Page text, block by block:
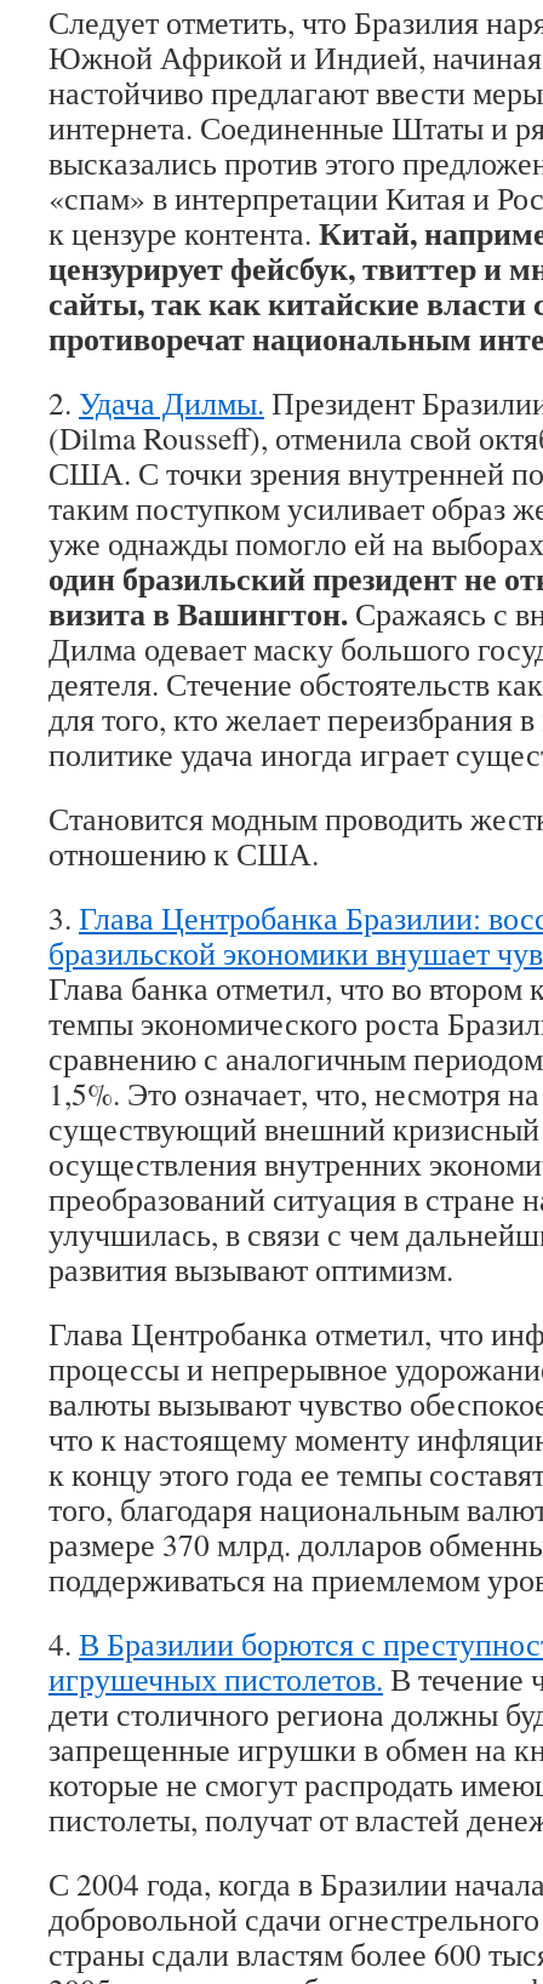
Следует отметить, что Бразилия
Южной Африкой и Индией, начиная
настойчиво предлагают ввести
интернета. Соединенные Штаты и
высказались против этого
«спам» в интерпретации Китая и
к цензуре контента. Китай,
цензурирует фейсбук, твиттер и
сайты, так как китайские власти
противоречат национальным
2. Удача Дилмы. Президент
(Dilma Rousseff), отменила свой
США. С точки зрения внутренней
таким поступком усиливает образ
уже однажды помогло ей на
один бразильский президент не
визита в Вашингтон. Сражаясь с
Дилма одевает маску большого
деятеля. Стечение обстоятельств
для того, кто желает переизбрания
политике удача иногда играет
Становится модным проводить
отношению к США.
3. Глава Центробанка Бразилии:
бразильской экономики внушает
Глава банка отметил, что во втором
темпы экономического роста
сравнению с аналогичным
1,5%. Это означает, что, несмотря
существующий внешний кризисный
осуществления внутренних
преобразований ситуация в стране
улучшилась, в связи с чем
развития вызывают оптимизм.
Глава Центробанка отметил, что
процессы и непрерывное
валюты вызывают чувство
что к настоящему моменту
к концу этого года ее темпы
того, благодаря национальным
размере 370 млрд. долларов
поддерживаться на приемлемом
4. В Бразилии борются с
игрушечных пистолетов. В течение
дети столичного региона должны
запрещенные игрушки в обмен на
которые не смогут распродать
пистолеты, получат от властей
С 2004 года, когда в Бразилии
добровольной сдачи
страны сдали властям более 600